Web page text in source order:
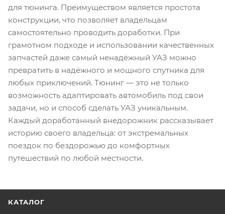
для тюнинга. Преимуществом является простота
конструкции, что позволяет владельцам
самостоятельно проводить доработки. При
грамотном подходе и использовании качественных
запчастей даже самый ненадёжный УАЗ можно
превратить в надёжного и мощного спутника для
любых приключений. Тюнинг — это не только
возможность адаптировать автомобиль под свои
задачи, но и способ сделать УАЗ уникальным.
Каждый доработанный внедорожник рассказывает
историю своего владельца: от экстремальных
поездок по бездорожью до комфортных
путешествий по любой местности.
КАТАЛОГ